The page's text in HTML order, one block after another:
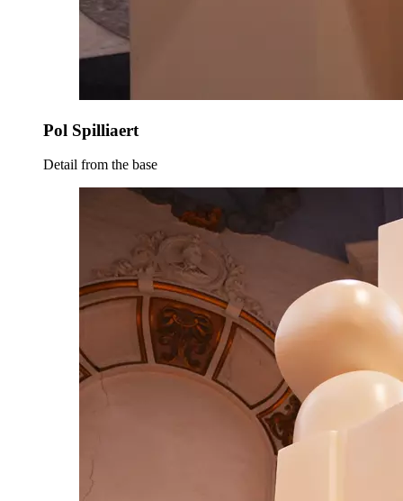
Pol Spilliaert
Detail from the base